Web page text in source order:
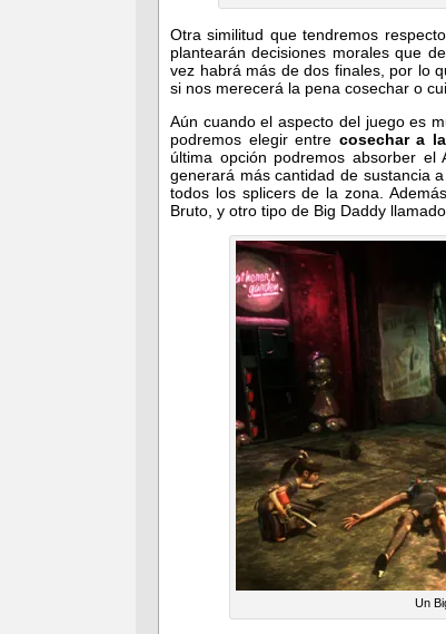
Otra similitud que tendremos
plantearán decisiones morales que
vez habrá más de dos finales, por lo
si nos merecerá la pena cosechar o
Aún cuando el aspecto del juego es
podremos elegir entre cosechar a
última opción podremos absorber
generará más cantidad de sustancia
todos los splicers de la zona.
Bruto, y otro tipo de Big Daddy
Un